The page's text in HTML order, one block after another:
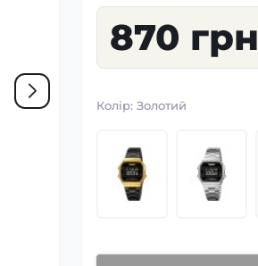
870 грн
Колір: Золотий